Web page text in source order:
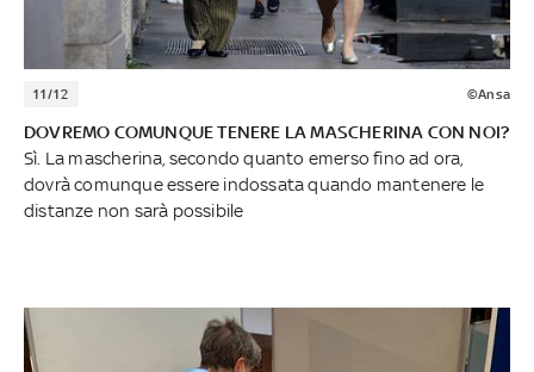
11/12 ©Ansa
DOVREMO COMUNQUE TENERE LA MASCHERINA CON NOI?
Sì. La mascherina, secondo quanto emerso fino ad ora,
dovrà comunque essere indossata quando mantenere le
distanze non sarà possibile